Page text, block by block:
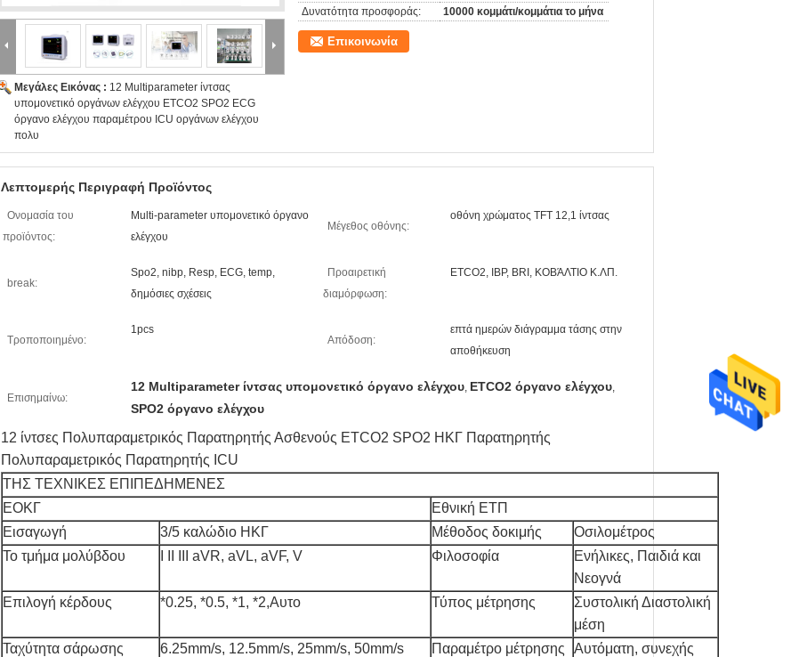
Μεγάλες Εικόνας : 12 Multiparameter ίντσας
υπομονετικό οργάνων ελέγχου ETCO2 SPO2 ECG
όργανο ελέγχου παραμέτρου ICU οργάνων ελέγχου
πολυ
Δυνατότητα προσφοράς:
10000 κομμάτι/κομμάτια το μήνα
Επικοινωνία
Λεπτομερής Περιγραφή Προϊόντος
Ονομασία του
προϊόντος:
Multi-parameter υπομονετικό όργανο
ελέγχου
Μέγεθος οθόνης:
οθόνη χρώματος TFT 12,1 ίντσας
break:
Spo2, nibp, Resp, ECG, temp,
δημόσιες σχέσεις
Προαιρετική
διαμόρφωση:
ETCO2, IBP, BRI, ΚΟΒΆΛΤΙΟ Κ.ΛΠ.
Τροποποιημένο:
1pcs
Απόδοση:
επτά ημερών διάγραμμα τάσης στην
αποθήκευση
Επισημαίνω:
12 Multiparameter ίντσας υπομονετικό όργανο ελέγχου, ETCO2 όργανο ελέγχου,
SPO2 όργανο ελέγχου
12 ίντσες Πολυπαραμετρικός Παρατηρητής Ασθενούς ETCO2 SPO2 ΗΚΓ Παρατηρητής
Πολυπαραμετρικός Παρατηρητής ICU
ΤΗΣ ΤΕΧΝΙΚΕΣ ΕΠΙΠΕΔΗΜΕΝΕΣ
ΕΟΚΓ
Εθνική ΕΤΠ
Εισαγωγή
3/5 καλώδιο ΗΚΓ Μέθοδος δοκιμής
Οσιλομέτρος
Το τμήμα μολύβδου
Ι ΙΙ ΙΙΙ aVR, aVL, aVF, V Φιλοσοφία
Ενήλικες, Παιδιά και
Νεογνά
Επιλογή κέρδους
*0.25, *0.5, *1, *2,Αυτο Τύπος μέτρησης
Συστολική Διαστολική
μέση
Ταχύτητα σάρωσης
6.25mm/s, 12.5mm/s, 25mm/s, 50mm/s Παραμέτρο μέτρησης
Αυτόματη, συνεχής